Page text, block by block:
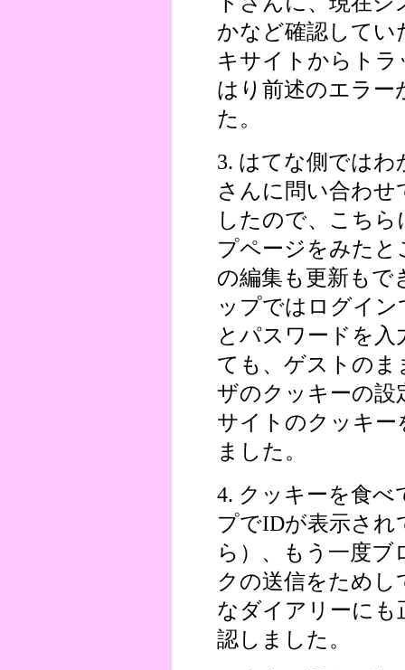
かなど確認してい
キサイトからト
はり前述のエラー
た。
3. はてな側では
さんに問い合わ
したので、こち
プページをみた
の編集も更新もで
ップではログイ
とパスワードを
ても、ゲストの
ザのクッキーの設
サイトのクッキー
ました。
4. クッキーを食
プでIDが表示され
ら）、もう一度
クの送信をため
なダイアリーにも
認しました。